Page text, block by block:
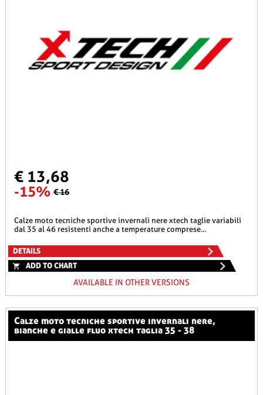
€ 13,68
-15% € 16
calze moto tecniche sportive invernali nere xtech taglie variabili
dal 35 al 46 resistenti anche a temperature comprese...
DETAILS
ADD TO CHART
AVAILABLE IN OTHER VERSIONS
calze moto tecniche sportive invernali nere,
bianche e gialle fluo xtech taglia 35 - 38